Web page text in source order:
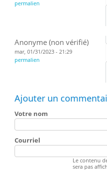
permalien
Anonyme (non vérifié)
mar, 01/31/2023 - 21:29
permalien
Ajouter un
Votre nom
Courriel
Le contenu
sera pas